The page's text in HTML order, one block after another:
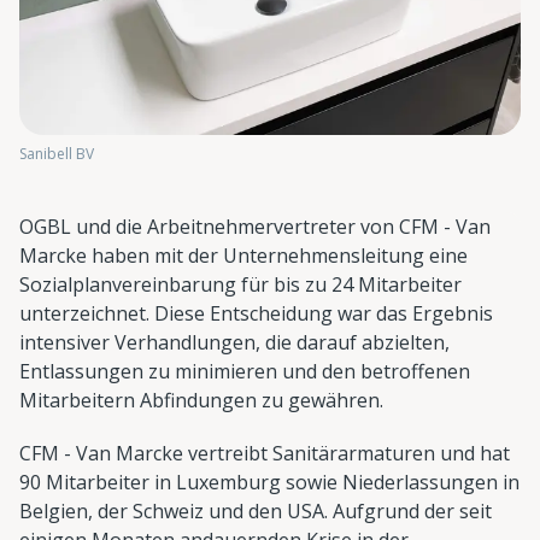
Sanibell BV
OGBL und die Arbeitnehmervertreter von CFM - Van
Marcke haben mit der Unternehmensleitung eine
Sozialplanvereinbarung für bis zu 24 Mitarbeiter
unterzeichnet. Diese Entscheidung war das Ergebnis
intensiver Verhandlungen, die darauf abzielten,
Entlassungen zu minimieren und den betroffenen
Mitarbeitern Abfindungen zu gewähren.
CFM - Van Marcke vertreibt Sanitärarmaturen und hat
90 Mitarbeiter in Luxemburg sowie Niederlassungen in
Belgien, der Schweiz und den USA. Aufgrund der seit